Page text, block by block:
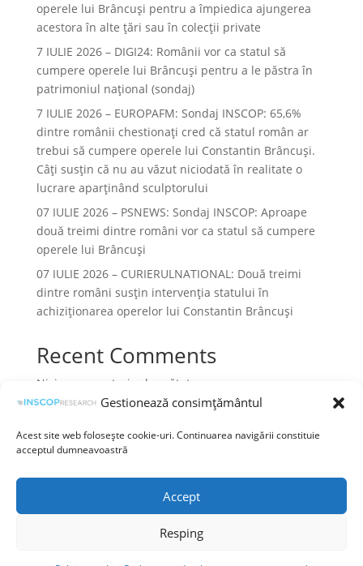
Gestionează consimțământul
Acest site web folosește cookie-uri. Continuarea navigării constituie
acceptul dumneavoastră
Accept
Resping
operele lui Brâncuşi pentru a împiedica ajungerea
acestora în alte ţări sau în colecţii private
7 IULIE 2026 – DIGI24: Românii vor ca statul să
cumpere operele lui Brâncuși pentru a le păstra în
patrimoniul național (sondaj)
7 IULIE 2026 – EUROPAFM: Sondaj INSCOP: 65,6%
dintre românii chestionați cred că statul român ar
trebui să cumpere operele lui Constantin Brâncuși.
Câți susțin că nu au văzut niciodată în realitate o
lucrare aparținând sculptorului
07 IULIE 2026 – PSNEWS: Sondaj INSCOP: Aproape
două treimi dintre români vor ca statul să cumpere
operele lui Brâncuși
07 IULIE 2026 – CURIERULNATIONAL: Două treimi
dintre români susțin intervenția statului în
achiziționarea operelor lui Constantin Brâncuși
Recent Comments
Niciun comentariu de arătat.
Prelucrarea datelor cu caracter personal
Politica cookies